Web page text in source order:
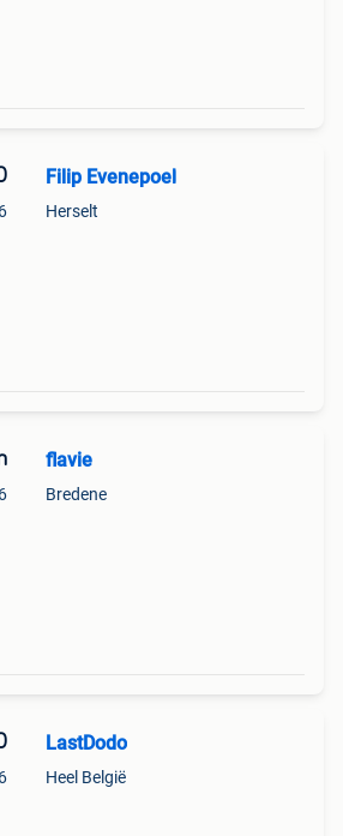
Filip Evenepoel
Herselt
flavie
Bredene
LastDodo
Heel België